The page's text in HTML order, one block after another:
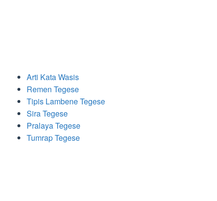
Arti Kata Wasis
Remen Tegese
Tipis Lambene Tegese
Sira Tegese
Pralaya Tegese
Tumrap Tegese